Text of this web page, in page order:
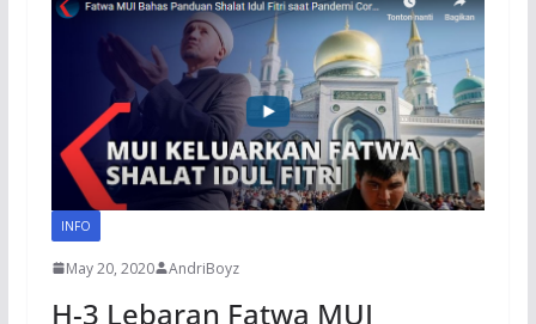
INFO
May 20, 2020 AndriBoyz
H-3 Lebaran Fatwa MUI